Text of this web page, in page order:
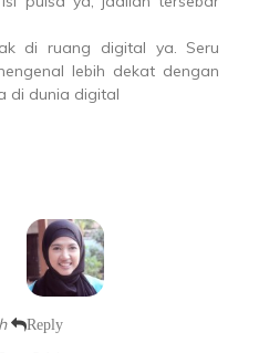
di ruang digital ya. Seru
lebih dekat dengan
di dunia digital
Reply